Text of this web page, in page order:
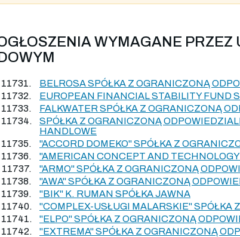
WYMAGANE
BELROSA SPÓŁKA Z OGRANICZONĄ
EUROPEAN FINANCIAL STABILITY FUND
FALKWATER SPÓŁKA Z OGRANICZONĄ
SPÓŁKA Z OGRANICZONĄ
HANDLOWE
"ACCORD DOMEKO" SPÓŁKA Z
"AMERICAN CONCEPT AND
"ARMO" SPÓŁKA Z OGRANICZONĄ
"AWA" SPÓŁKA Z OGRANICZONĄ
"BIK" K. RUMAN SPÓŁKA JAWNA
"COMPLEX-USŁUGI MALARSKIE" SPÓŁKA
"ELPO" SPÓŁKA Z OGRANICZONĄ
"EXTREMA" SPÓŁKA Z OGRANICZONĄ